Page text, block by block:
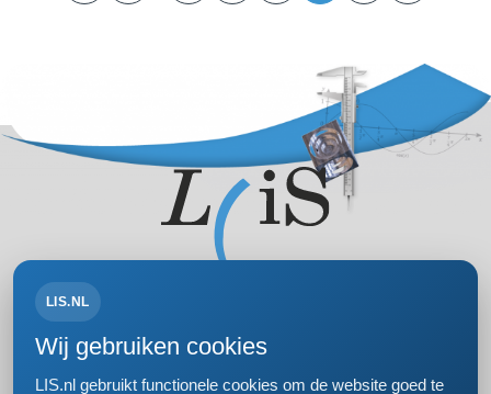
Volg ons op:
LIS.NL
Wij gebruiken cookies
LIS.nl gebruikt functionele cookies om de website goed te